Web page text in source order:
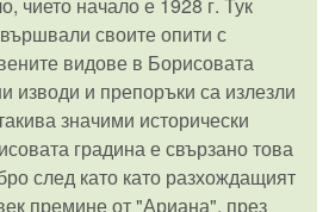
своите опити с
видове в Борисовата
изводи и препоръки са излезли
значими исторически
градина е свързано това
след като като разхождащият
премине от "Ариана", през